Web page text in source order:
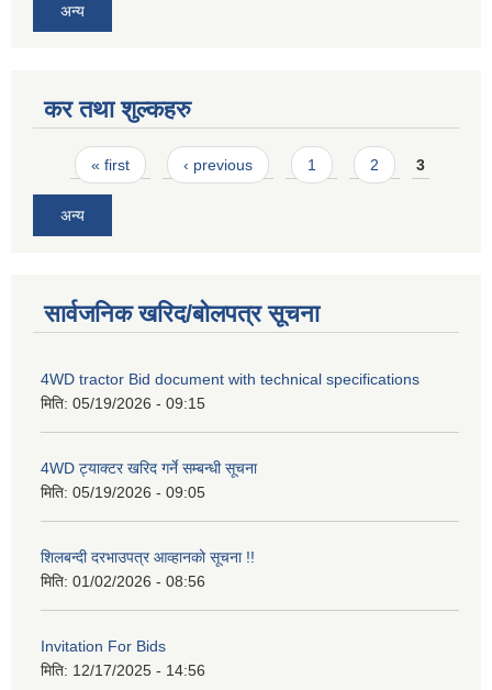
अन्य
कर तथा शुल्कहरु
Pages
« first ‹ previous 1 2 3
अन्य
सार्वजनिक खरिद/बोलपत्र सूचना
4WD tractor Bid document with technical specifications
मिति: 05/19/2026 - 09:15
4WD ट्याक्टर खरिद गर्ने सम्बन्धी सूचना
मिति: 05/19/2026 - 09:05
शिलबन्दी दरभाउपत्र आव्हानको सूचना !!
मिति: 01/02/2026 - 08:56
Invitation For Bids
मिति: 12/17/2025 - 14:56